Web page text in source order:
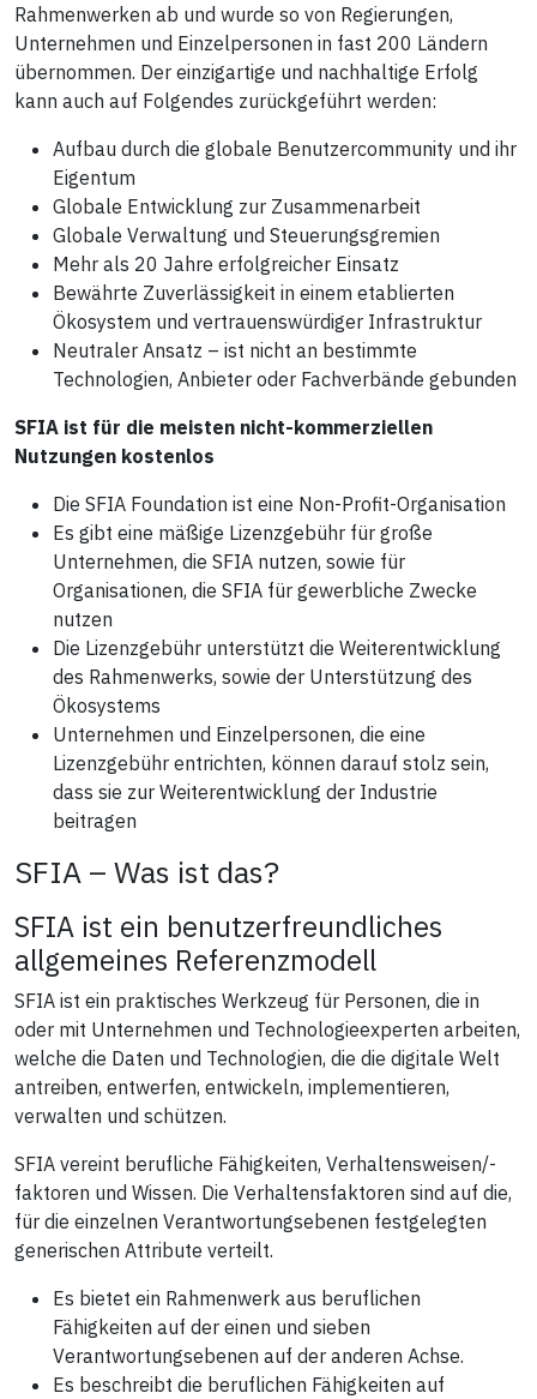
Rahmenwerken ab und wurde so von Regierungen,
Unternehmen und Einzelpersonen in fast 200 Ländern
übernommen. Der einzigartige und nachhaltige Erfolg
kann auch auf Folgendes zurückgeführt werden:
Aufbau durch die globale Benutzercommunity und ihr
Eigentum
Globale Entwicklung zur Zusammenarbeit
Globale Verwaltung und Steuerungsgremien
Mehr als 20 Jahre erfolgreicher Einsatz
Bewährte Zuverlässigkeit in einem etablierten
Ökosystem und vertrauenswürdiger Infrastruktur
Neutraler Ansatz – ist nicht an bestimmte
Technologien, Anbieter oder Fachverbände gebunden
SFIA ist für die meisten nicht-kommerziellen
Nutzungen kostenlos
Die SFIA Foundation ist eine Non-Profit-Organisation
Es gibt eine mäßige Lizenzgebühr für große
Unternehmen, die SFIA nutzen, sowie für
Organisationen, die SFIA für gewerbliche Zwecke
nutzen
Die Lizenzgebühr unterstützt die Weiterentwicklung
des Rahmenwerks, sowie der Unterstützung des
Ökosystems
Unternehmen und Einzelpersonen, die eine
Lizenzgebühr entrichten, können darauf stolz sein,
dass sie zur Weiterentwicklung der Industrie
beitragen
SFIA – Was ist das?
SFIA ist ein benutzerfreundliches
allgemeines Referenzmodell
SFIA ist ein praktisches Werkzeug für Personen, die in
oder mit Unternehmen und Technologieexperten arbeiten,
welche die Daten und Technologien, die die digitale Welt
antreiben, entwerfen, entwickeln, implementieren,
verwalten und schützen.
SFIA vereint berufliche Fähigkeiten, Verhaltensweisen/-
faktoren und Wissen. Die Verhaltensfaktoren sind auf die,
für die einzelnen Verantwortungsebenen festgelegten
generischen Attribute verteilt.
Es bietet ein Rahmenwerk aus beruflichen
Fähigkeiten auf der einen und sieben
Verantwortungsebenen auf der anderen Achse.
Es beschreibt die beruflichen Fähigkeiten auf